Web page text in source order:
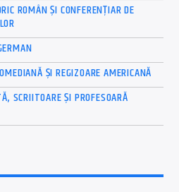
ROMÂN ȘI CONFERENȚIAR DE
ȘI REGIZOARE AMERICANĂ
SCRIITOARE ȘI PROFESOARĂ